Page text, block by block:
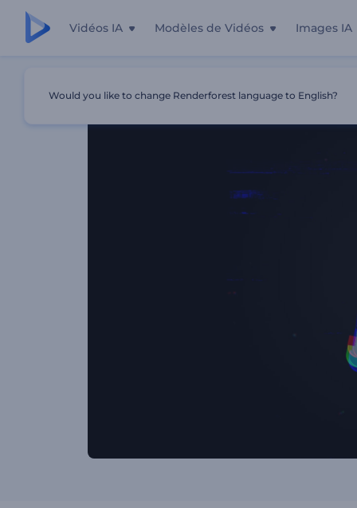
Vidéos IA Modèles de Vidéos Images IA
Would you like to change Renderforest language to English?